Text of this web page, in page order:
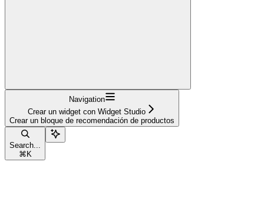
Navigation
Crear un widget con Widget Studio
Crear un bloque de recomendación de productos
Search...
⌘ K